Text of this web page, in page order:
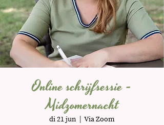
Online schrijfsessie -
Midzomernacht
di 21 jun
Via Zoom